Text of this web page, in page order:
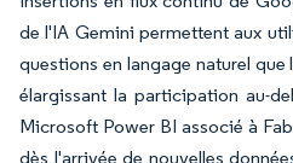
de l'IA Gemini permettent aux
questions en langage naturel
élargissant la participation au-
Microsoft Power BI associé à
dès l'arrivée de nouvelles